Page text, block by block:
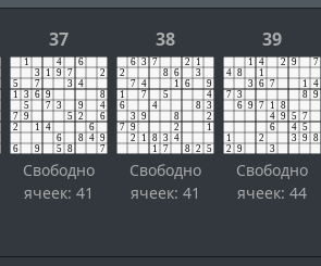
37
Свободно
ячеек: 41
38
Свободно
ячеек: 41
39
Свободно
ячеек: 44